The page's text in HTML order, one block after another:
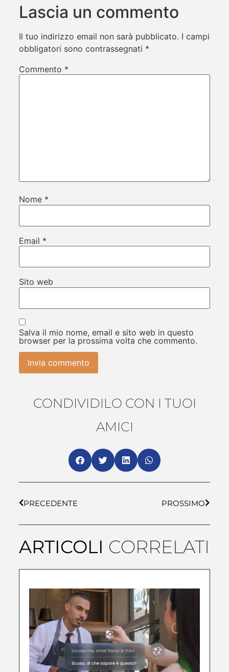
Lascia un commento
Il tuo indirizzo email non sarà pubblicato. I campi
obbligatori sono contrassegnati *
Commento *
Nome *
Email *
Sito web
Salva il mio nome, email e sito web in questo
browser per la prossima volta che commento.
CONDIVIDILO CON I TUOI
AMICI
PRECEDENTE PROSSIMO
ARTICOLI CORRELATI